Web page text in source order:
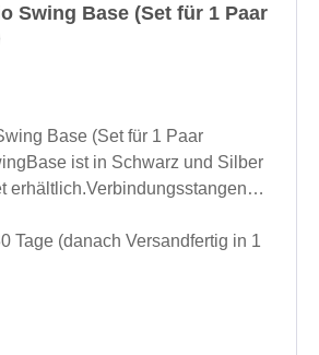
Swing Base (Set für 1 Paar
Base (Set für 1 Paar
ist in Schwarz und Silber
erhältlich.Verbindungsstangen
der Breite Ihrer Lautsprecher
zu werden, erhalten Sie
Tage (danach Versandfertig in 1